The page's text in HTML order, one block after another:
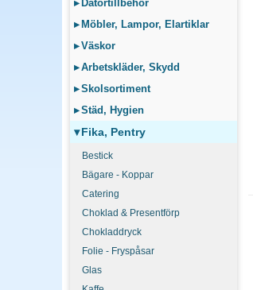
▸ Datortillbehör
▸ Möbler, Lampor, Elartiklar
▸Väskor
▸Arbetskläder, Skydd
▸Skolsortiment
▸Städ, Hygien
▾Fika, Pentry
Bestick
Bägare - Koppar
Catering
Choklad & Presentförp
Chokladdryck
Folie - Fryspåsar
Glas